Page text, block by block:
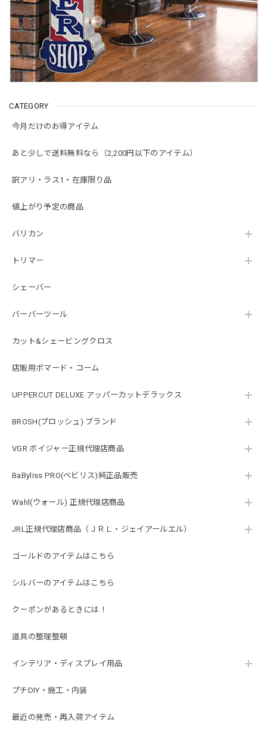
CATEGORY
今月だけのお得アイテム
あと少しで送料無料なら（2,200円以下のアイテム）
訳アリ・ラス1・在庫限り品
値上がり予定の商品
バリカン
トリマー
シェーバー
バーバーツール
カット&シェービングクロス
店販用ポマード・コーム
UPPERCUT DELUXE アッパーカットデラックス
BROSH(ブロッシュ) ブランド
VGR ボイジャー正規代理店商品
BaByliss PRO(ベビリス)純正品販売
Wahl(ウォール) 正規代理店商品
JRL正規代理店商品（ＪＲＬ・ジェイアールエル）
ゴールドのアイテムはこちら
シルバーのアイテムはこちら
クーポンがあるときには！
道具の整理整頓
インテリア・ディスプレイ用品
プチDIY・施工・内装
最近の発売・再入荷アイテム
2018/10/06
BROSH ポマード 115g